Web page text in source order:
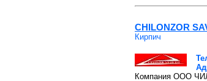
CHILONZOR
Кирпич
Компания ООО